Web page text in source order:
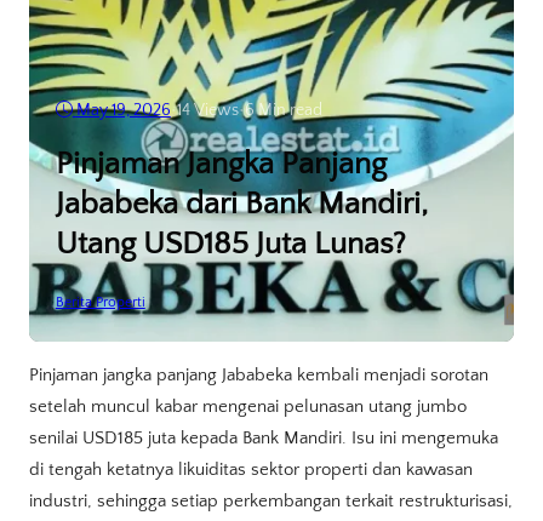
May 19, 2026•14Views•6 Min read
Pinjaman Jangka Panjang
Jababeka dari Bank Mandiri,
Utang USD185 Juta Lunas?
Berita Properti
Pinjaman jangka panjang Jababeka kembali menjadi sorotan
setelah muncul kabar mengenai pelunasan utang jumbo
senilai USD185 juta kepada Bank Mandiri. Isu ini mengemuka
di tengah ketatnya likuiditas sektor properti dan kawasan
industri, sehingga setiap perkembangan terkait restrukturisasi,